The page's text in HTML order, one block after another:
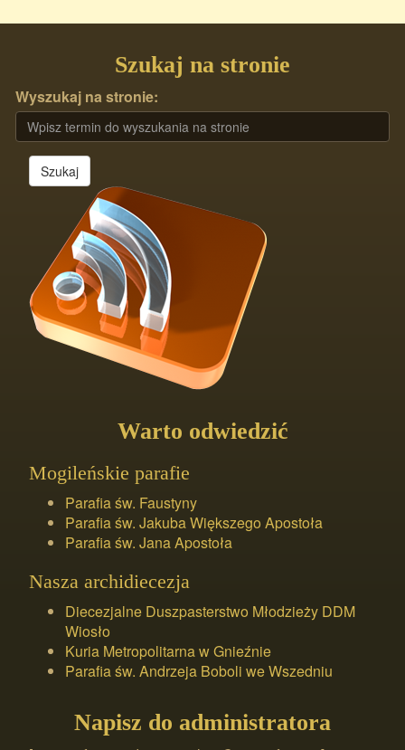
Szukaj na stronie
Wyszukaj na stronie:
Szukaj
Warto odwiedzić
Mogileńskie parafie
Parafia św. Faustyny
Parafia św. Jakuba Większego Apostoła
Parafia św. Jana Apostoła
Nasza archidiecezja
Diecezjalne Duszpasterstwo Młodzieży DDM
Wiosło
Kuria Metropolitarna w Gnieźnie
Parafia św. Andrzeja Boboli we Wszedniu
Napisz do administratora